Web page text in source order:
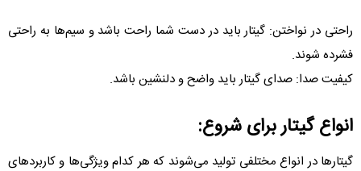
راحتی در نواختن: گیتار باید در دست شما راحت باشد و سیم‌ها به راحتی
فشرده شوند.
کیفیت صدا: صدای گیتار باید واضح و دلنشین باشد.
انواع گیتار برای شروع:
گیتارها در انواع مختلفی تولید می‌شوند که هر کدام ویژگی‌ها و کاربردهای